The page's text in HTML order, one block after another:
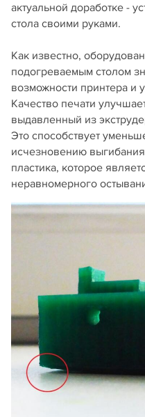
актуальной доработке -
стола своими руками.
Как известно,
подогреваемым столом
возможности принтера и
Качество печати
выдавленный из
Это способствует
исчезновению
пластика, которое
неравномерного